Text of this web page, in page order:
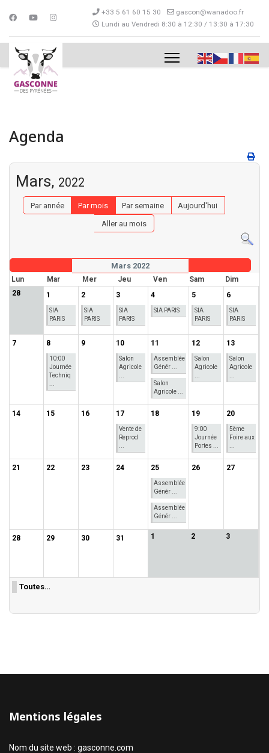
+33 5 61 60 15 30
gascon@wanadoo.fr
Lundi au Vendredi 8:30 à 12:30 / 13:30 à 17:30
Agenda
Mars, 2022
Par année Par mois Par semaine
Aujourd'hui
Aller au mois
Mars 2022
Lun Mar Mer Jeu Ven Sam
Dim
28
1
SIA
PARIS
2
SIA
PARIS
3
SIA
PARIS
4
SIA PARIS
5
SIA
PARIS
6
SIA
PARIS
7 8
10:00
Journée
Techniq
9 10
Salon
Agricole
11
Assemblée
Génér ...
Salon
Agricole ...
12
Salon
Agricole
13
Salon
Agricole
14 15 16 17
Vente de
Reprod
18 19
9:00
Journée
Portes ...
20
5ème
Foire aux
21 22 23 24 25
Assemblée
Génér ...
Assemblée
Génér ...
26 27
28 29 30 31 1 2 3
Toutes…
Mentions légales
Nom du site web : gasconne.com